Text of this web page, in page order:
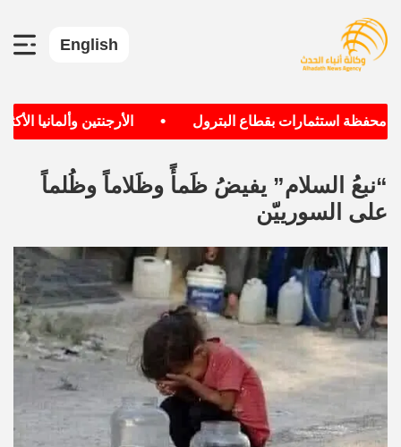
English
استثمارات بقطاع البترول • الأرجنتين وألمانيا الأكثر
“نبعُ السلام” يفيضُ ظَمأً وظَلاماً وظُلماً
على السورييّن